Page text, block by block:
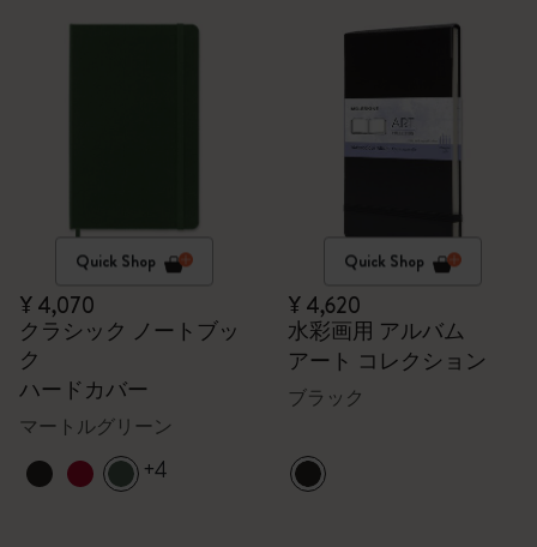
Quick Shop
¥ 4,070
クラシック ノートブッ
ク
ハードカバー
マートルグリーン
+4
Quick Shop
¥ 4,620
水彩画用 アルバム
アート コレクション
ブラック